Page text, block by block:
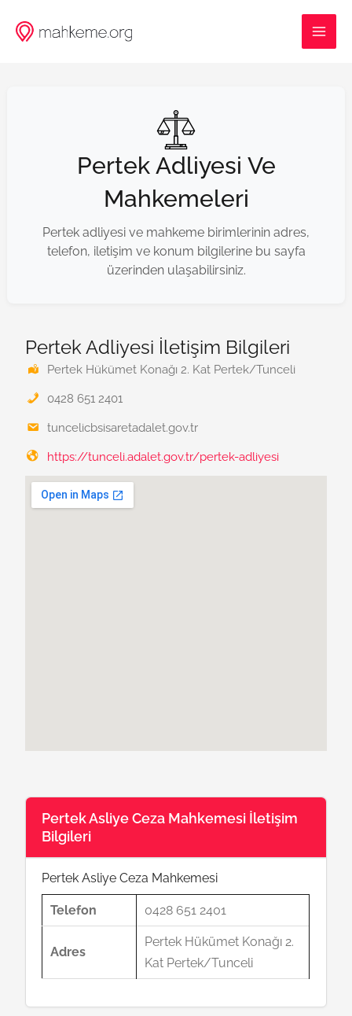
atla
Pertek Adliyesi Ve
Mahkemeleri
Pertek adliyesi ve mahkeme birimlerinin adres,
telefon, iletişim ve konum bilgilerine bu sayfa
üzerinden ulaşabilirsiniz.
Pertek Asliye Ceza Mahkemesi İletişim
Bilgileri
Pertek Asliye Ceza Mahkemesi
Telefon 0428 651 2401
Adres
Pertek Hükümet Konağı 2.
Kat Pertek/Tunceli
Pertek Adliyesi İletişim Bilgileri
Pertek Hükümet Konağı 2. Kat Pertek/Tunceli
0428 651 2401
tuncelicbsisaretadalet.gov.tr
https://tunceli.adalet.gov.tr/pertek-adliyesi